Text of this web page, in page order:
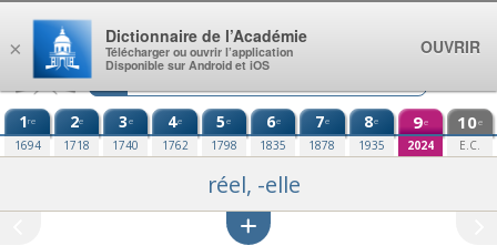
Aller au contenu
1re
1694
2e
1718
3e
1740
4e
1762
5e
1798
6e
1835
7e
1878
8e
1935
9e
2024
10e
E.C.
réel, -elle
×
Dictionnaire de l’Académie
Télécharger ou ouvrir l’application
Disponible sur Android et iOS
OUVRIR